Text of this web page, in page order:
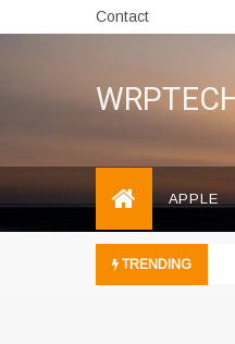
to
Contact
APPLE
TRENDING